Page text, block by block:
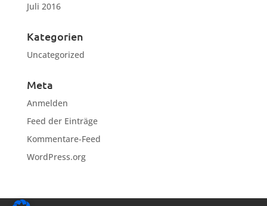
Juli 2016
Kategorien
Uncategorized
Meta
Anmelden
Feed der Einträge
Kommentare-Feed
WordPress.org